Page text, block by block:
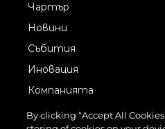
Чартър
Новини
Събития
Иновация
Компанията
Екипът
By clicking “Accept All